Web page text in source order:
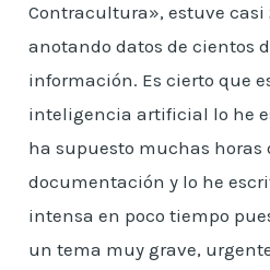
Contracultura», estuve casi
anotando datos de cientos
información. Es cierto que
inteligencia artificial lo he
ha supuesto muchas horas
documentación y lo he
intensa en poco tiempo
un tema muy grave,